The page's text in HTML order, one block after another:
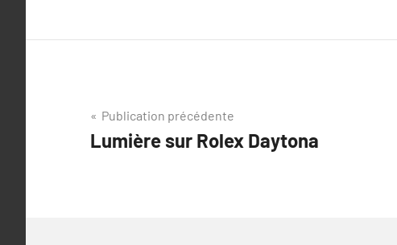
Navigation
de
Publication précédente
Lumière sur Rolex Daytona